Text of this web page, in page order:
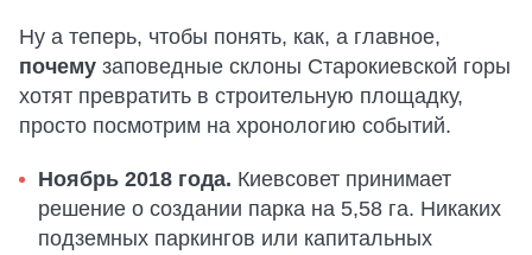
Ну а теперь, чтобы понять, как, а главное,
почему заповедные склоны Старокиевской горы
хотят превратить в строительную площадку,
просто посмотрим на хронологию событий.
Ноябрь 2018 года. Киевсовет принимает
решение о создании парка на 5,58 га. Никаких
подземных паркингов или капитальных